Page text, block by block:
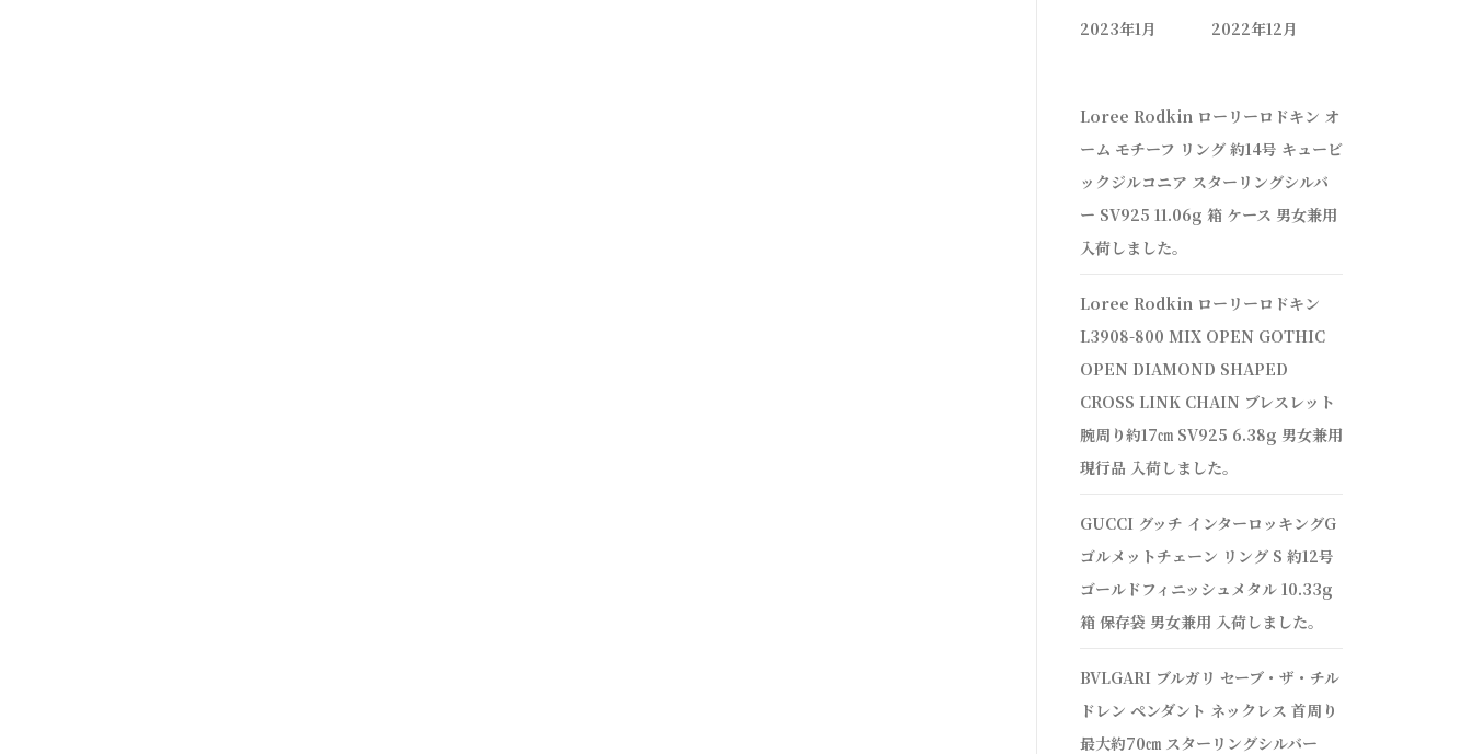
2023年1月
2022年12月
Loree Rodkin ローリーロドキン オ
ーム モチーフ リング 約14号 キュービ
ックジルコニア スターリングシルバ
ー SV925 11.06g 箱 ケース 男女兼用
入荷しました。
Loree Rodkin ローリーロドキン
L3908-800 MIX OPEN GOTHIC
OPEN DIAMOND SHAPED
CROSS LINK CHAIN ブレスレット
腕周り約17㎝ SV925 6.38g 男女兼用
現行品 入荷しました。
GUCCI グッチ インターロッキングG
ゴルメットチェーン リング S 約12号
ゴールドフィニッシュメタル 10.33g
箱 保存袋 男女兼用 入荷しました。
BVLGARI ブルガリ セーブ・ザ・チル
ドレン ペンダント ネックレス 首周り
最大約70㎝ スターリングシルバー